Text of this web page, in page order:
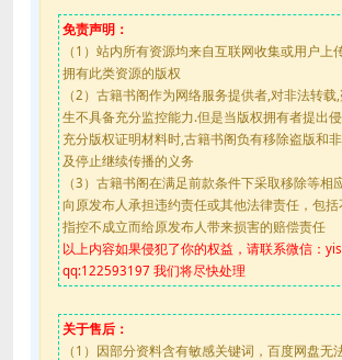
免责声明：
（1）站内所有资源均来自互联网收集或用户上
拥有此类资源的版权
（2）古籍书阁作为网络服务提供者,对非法转
生不具备充分监控能力.但是当版权拥有者提出
充分版权证明材料时,古籍书阁负有移除盗版和
及停止继续传播的义务
（3）古籍书阁在满足前款条件下采取移除等相
向原发布人承担违约责任或其他法律责任，包
指控不成立而给原发布人带来损害的赔偿责任
以上内容如果侵犯了你的权益，请联系微信：
qq:122593197 我们将尽快处理
关于售后：
（1）因部分资料含有敏感关键词，百度网盘无